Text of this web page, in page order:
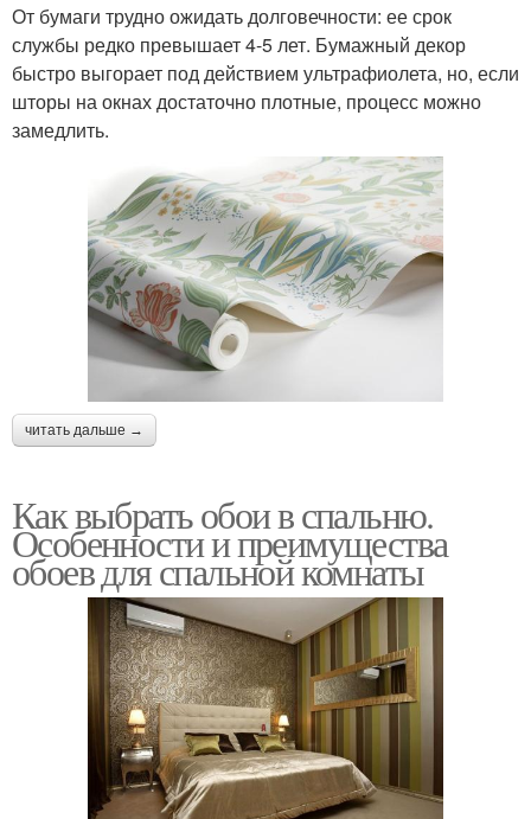
От бумаги трудно ожидать долговечности: ее срок
службы редко превышает 4-5 лет. Бумажный декор
быстро выгорает под действием ультрафиолета, но, если
шторы на окнах достаточно плотные, процесс можно
замедлить.
читать дальше →
Как выбрать обои в спальню.
Особенности и преимущества
обоев для спальной комнаты